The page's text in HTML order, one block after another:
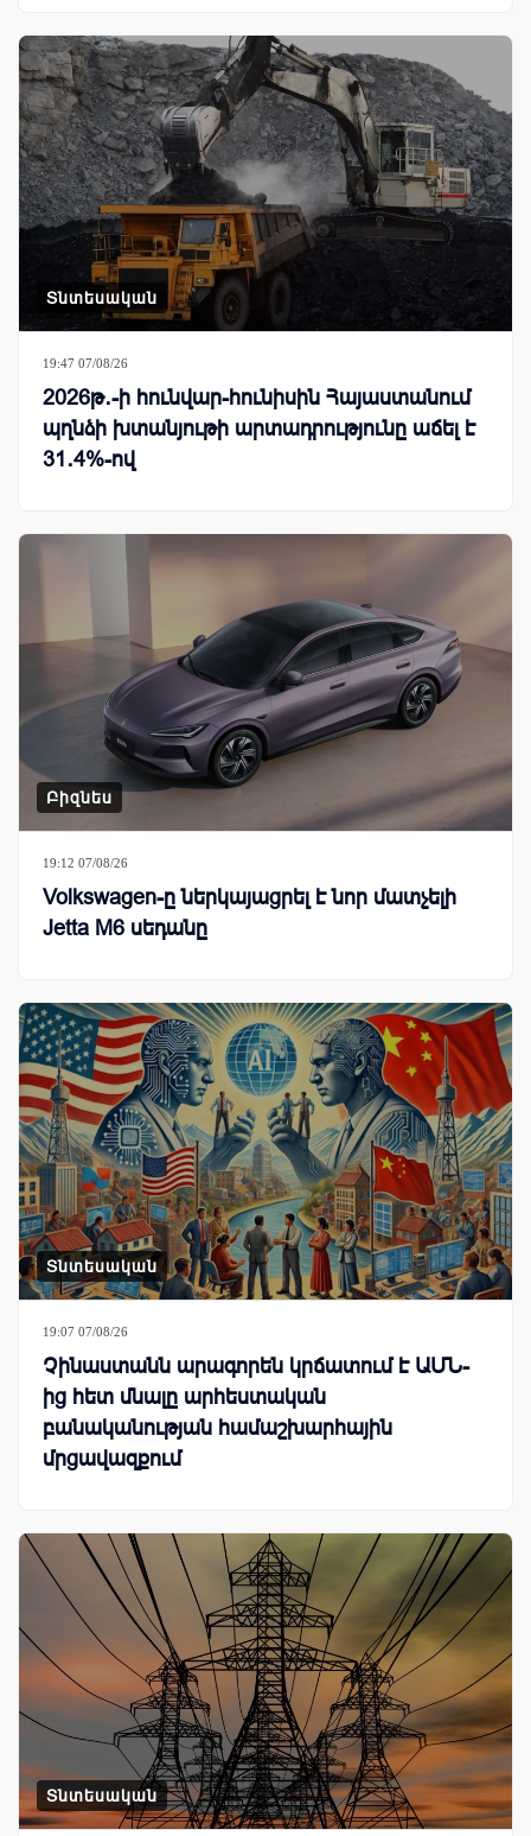
Տնտեսական
19:47 07/08/26
2026թ․-ի հունվար-հունիսին Հայաստանում
պղնձի խտանյութի արտադրությունը աճել է
31․4%-ով
Բիզնես
19:12 07/08/26
Volkswagen-ը ներկայացրել է նոր մատչելի
Jetta M6 սեդանը
Տնտեսական
19:07 07/08/26
Չինաստանն արագորեն կրճատում է ԱՄՆ-
ից հետ մնալը արհեստական
բանականության համաշխարհային
մրցավազքում
Տնտեսական